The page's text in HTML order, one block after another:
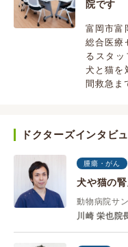
院です
富岡市富
総合医療
るスタッ
犬と猫を
間救急ま
ドクターズインタビ
腫瘍・がん
犬や猫の
動物病院サ
川崎 栄也院